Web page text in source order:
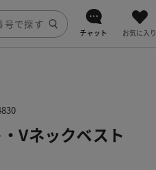
チャット お気に入り
Vネックベスト